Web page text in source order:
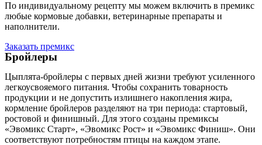
По индивидуальному рецепту мы можем включить в премикс
любые кормовые добавки, ветеринарные препараты и
наполнители.
Заказать премикс
Бройлеры
Цыплята-бройлеры с первых дней жизни требуют усиленного
легкоусвояемого питания. Чтобы сохранить товарность
продукции и не допустить излишнего накопления жира,
кормление бройлеров разделяют на три периода: стартовый,
ростовой и финишный. Для этого созданы премиксы
«Эвомикс Старт», «Эвомикс Рост» и «Эвомикс Финиш». Они
соответствуют потребностям птицы на каждом этапе.